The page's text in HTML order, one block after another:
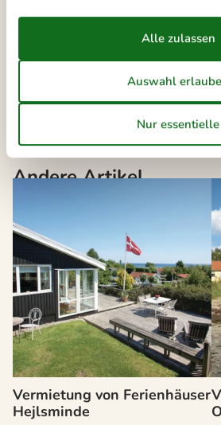
Die neusten Artikel
Vermietung von Ferienhäuser
Liste anzeigen
Andere Artikel
Vermietung von Ferienhäuser
Hejlsminde